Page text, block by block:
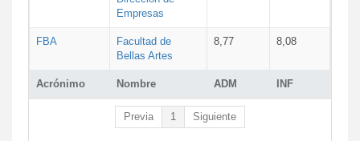
Acrónimo Nombre ADM INF
Empresas
FBA
Facultad de
Bellas Artes
8,77 8,08
Previa 1 Siguiente